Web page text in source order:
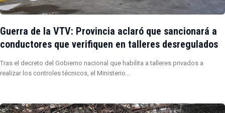
Guerra de la VTV: Provincia aclaró que sancionará a
conductores que verifiquen en talleres desregulados
Tras el decreto del Gobierno nacional que habilita a talleres privados a
realizar los controles técnicos, el Ministerio…